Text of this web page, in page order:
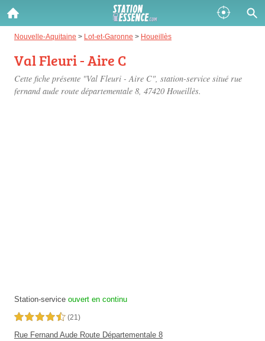
Nouvelle-Aquitaine > Lot-et-Garonne > Houeillès
Val Fleuri - Aire C
Cette fiche présente "Val Fleuri - Aire C", station-service situé rue
fernand aude route départementale 8, 47420 Houeillès.
Station-service ouvert en continu
4,5 étoiles sur 5 (21)
Rue Fernand Aude Route Départementale 8
Gazole :
Disponible
SP 98 :